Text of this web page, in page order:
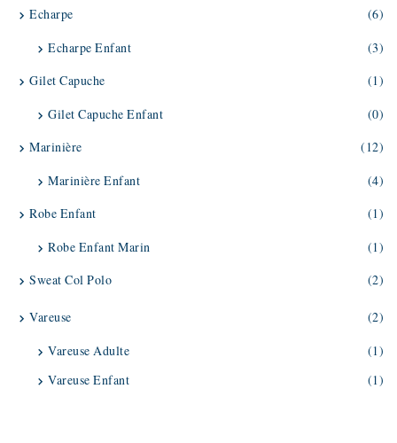
Echarpe
(6)
Echarpe Enfant
(3)
Gilet Capuche
(1)
Gilet Capuche Enfant
(0)
Marinière
(12)
Marinière Enfant
(4)
Robe Enfant
(1)
Robe Enfant Marin
(1)
Sweat Col Polo
(2)
Vareuse
(2)
Vareuse Adulte
(1)
Vareuse Enfant
(1)